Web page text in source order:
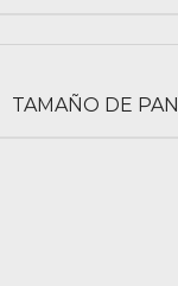
TAMAÑO DE